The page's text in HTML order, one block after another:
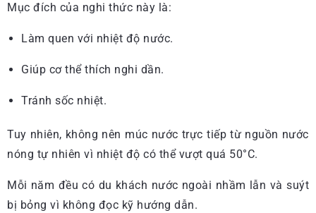
Mục đích của nghi thức này là:
Làm quen với nhiệt độ nước.
Giúp cơ thể thích nghi dần.
Tránh sốc nhiệt.
Tuy nhiên, không nên múc nước trực tiếp từ nguồn nước
nóng tự nhiên vì nhiệt độ có thể vượt quá 50°C.
Mỗi năm đều có du khách nước ngoài nhầm lẫn và suýt
bị bỏng vì không đọc kỹ hướng dẫn.